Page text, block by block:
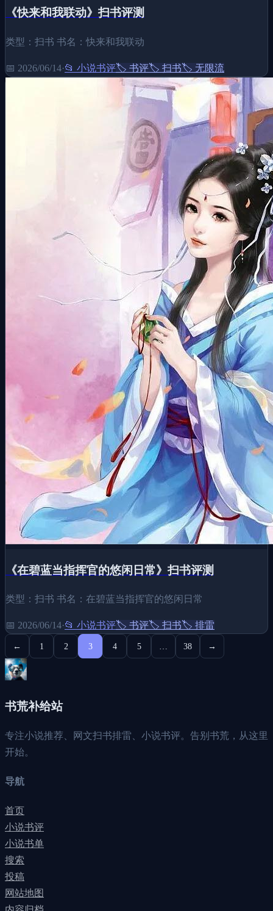
《快来和我联动》扫书评测
类型：扫书 书名：快来和我联动
📅 2026/06/14·📂 小说书评🏷️ 书评🏷️ 扫书🏷️ 无限流
《在碧蓝当指挥官的悠闲日常》扫书评测
类型：扫书 书名：在碧蓝当指挥官的悠闲日常
📅 2026/06/14·📂 小说书评🏷️ 书评🏷️ 扫书🏷️ 排雷
← 1 2 3 4 5 38 →
书荒补给站
专注小说推荐、网文扫书排雷、小说书评。告别书荒，从这里
开始。
导航
首页
小说书评
小说书单
搜索
投稿
网站地图